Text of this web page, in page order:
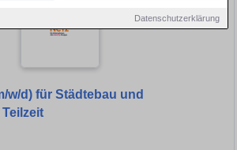
Datenschutzerklärung
w/d) für Städtebau und